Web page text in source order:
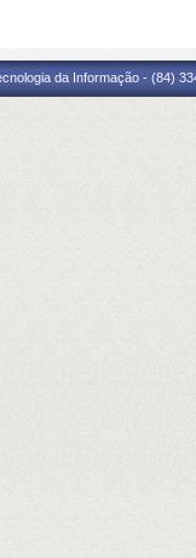
da Informação - (84)